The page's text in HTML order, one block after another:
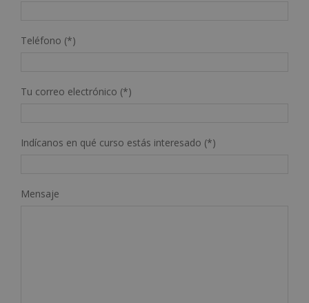
Teléfono (*)
Tu correo electrónico (*)
Indícanos en qué curso estás interesado (*)
Mensaje